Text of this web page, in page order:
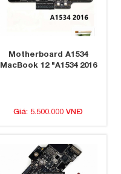
Motherboard A1534
MacBook 12 "A1534 2016
Giá: 5.500.000 VNĐ